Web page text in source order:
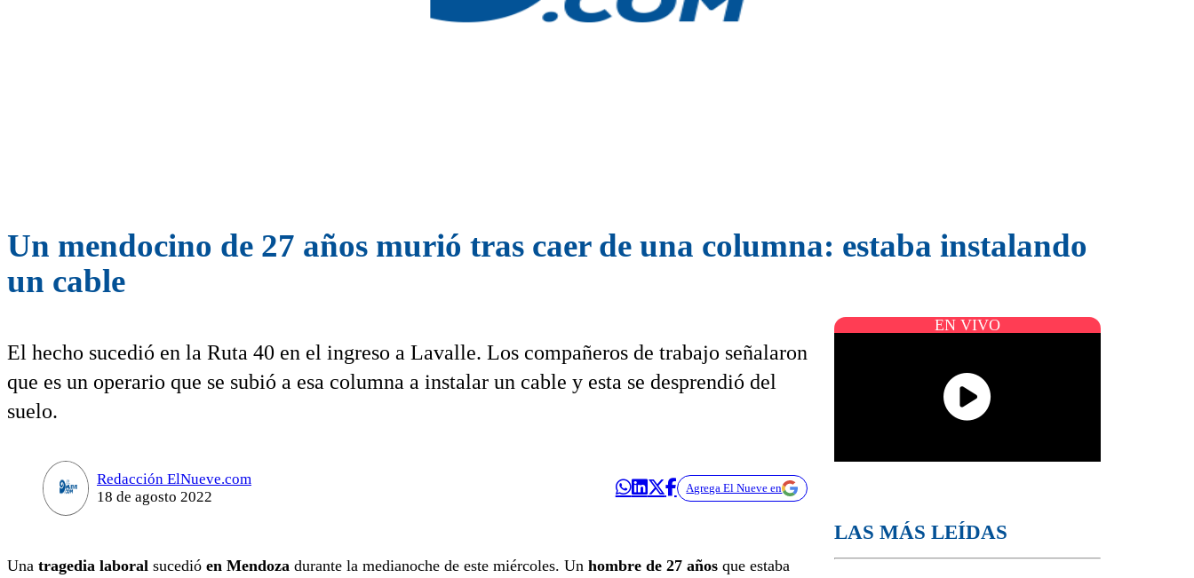
Un mendocino de 27 años murió tras caer de una columna: estaba instalando
un cable
El hecho sucedió en la Ruta 40 en el ingreso a Lavalle. Los compañeros de trabajo señalaron
que es un operario que se subió a esa columna a instalar un cable y esta se desprendió del
suelo.
Redacción ElNueve.com
18 de agosto 2022
Agrega El Nueve en
Una tragedia laboral sucedió en Mendoza durante la medianoche de este miércoles. Un hombre de 27 años que estaba
EN VIVO
LAS MÁS LEÍDAS